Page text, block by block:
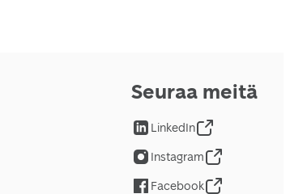
Seuraa meitä
LinkedIn
Instagram
Facebook